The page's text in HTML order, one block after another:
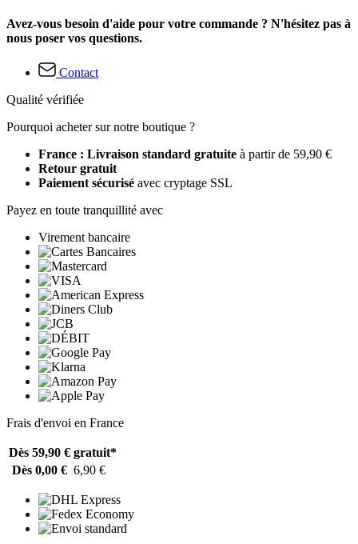
Avez-vous besoin d'aide pour votre commande ? N'hésitez pas à
nous poser vos questions.
Contact
Qualité vérifiée
Pourquoi acheter sur notre boutique ?
France : Livraison standard gratuite à partir de 59,90 €
Retour gratuit
Paiement sécurisé avec cryptage SSL
Payez en toute tranquillité avec
Virement bancaire
Frais d'envoi en France
Dès 59,90 € gratuit*
Dès 0,00 € 6,90 €